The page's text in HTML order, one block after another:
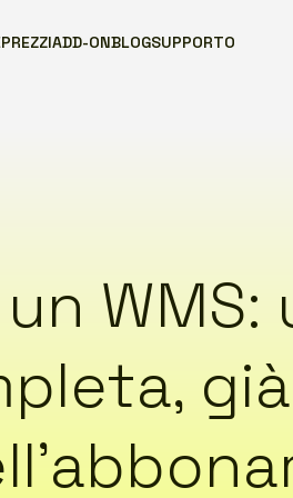
PREZZIADD-ONBLOGSUPPORTO
WMS: